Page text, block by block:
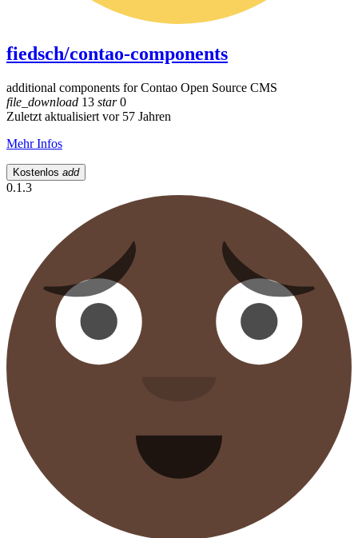
fiedsch/contao-components
additional components for Contao Open Source CMS
file_download 13 star0
Zuletzt aktualisiert vor 57 Jahren
Mehr Infos
Kostenlos add
0.1.3